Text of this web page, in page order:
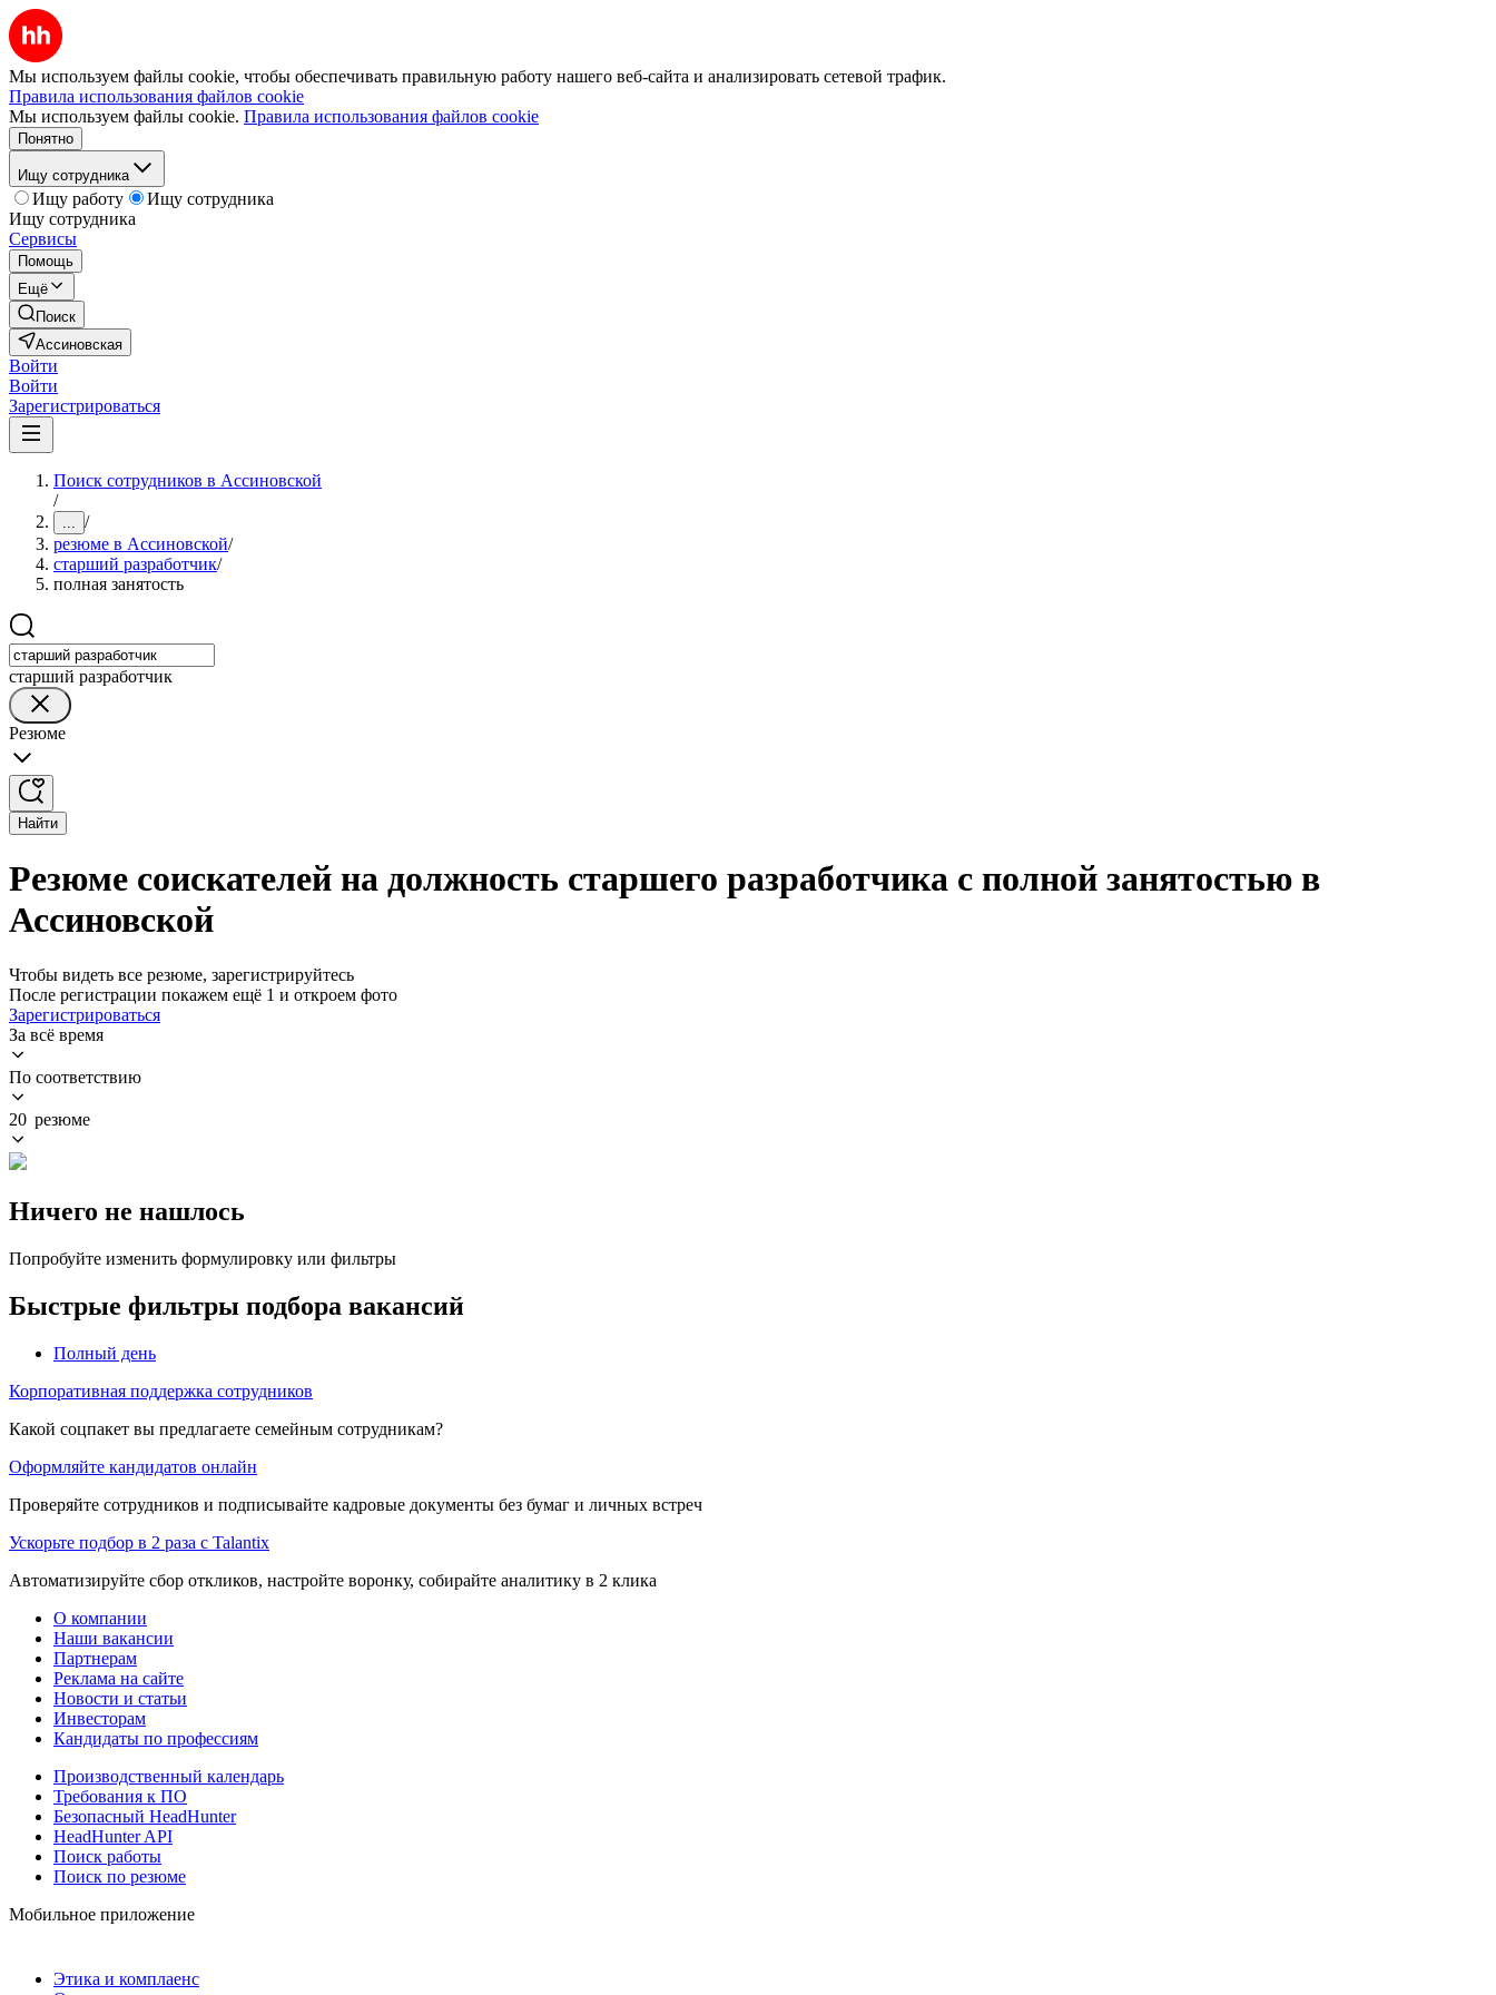
Мы используем файлы cookie, чтобы обеспечивать правильную работу нашего веб-сайта и анализировать сетевой трафик.
Правила использования файлов cookie
Мы используем файлы cookie. Правила использования файлов cookie
Понятно
Ищу сотрудника
Ищу работу
Ищу сотрудника
Ищу сотрудника
Сервисы
Помощь
Ещё
Поиск
Ассиновская
Войти
Войти
Зарегистрироваться
Поиск сотрудников в Ассиновской
/
... /
резюме в Ассиновской/
старший разработчик/
полная занятость
старший разработчик
Резюме
Найти
Резюме соискателей на должность старшего разработчика с полной занятостью в
Ассиновской
Чтобы видеть все резюме, зарегистрируйтесь
После регистрации покажем ещё 1 и откроем фото
Зарегистрироваться
За всё время
По соответствию
20 резюме
Ничего не нашлось
Попробуйте изменить формулировку или фильтры
Быстрые фильтры подбора вакансий
Полный день
Корпоративная поддержка сотрудников
Какой соцпакет вы предлагаете семейным сотрудникам?
Оформляйте кандидатов онлайн
Проверяйте сотрудников и подписывайте кадровые документы без бумаг и личных встреч
Ускорьте подбор в 2 раза с Talantix
Автоматизируйте сбор откликов, настройте воронку, собирайте аналитику в 2 клика
О компании
Наши вакансии
Партнерам
Реклама на сайте
Новости и статьи
Инвесторам
Кандидаты по профессиям
Производственный календарь
Требования к ПО
Безопасный HeadHunter
HeadHunter API
Поиск работы
Поиск по резюме
Мобильное приложение
Этика и комплаенс